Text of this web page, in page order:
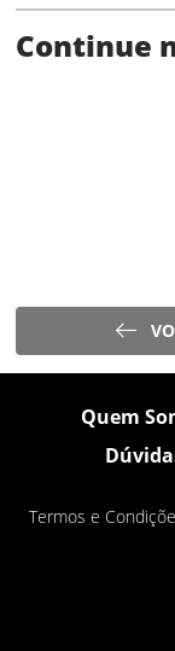
Continue
Quem
Termos e